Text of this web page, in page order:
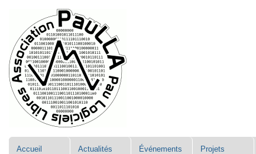
contenu.
Aller
à
la
navigation
Accueil Actualités Événements Projets